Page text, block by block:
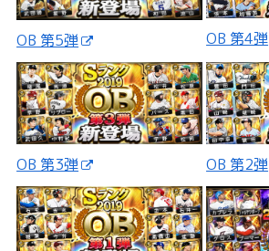
OB 第5弾 OB 第4弾
OB 第3弾 OB 第2弾